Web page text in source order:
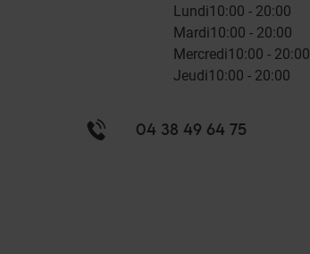
Lundi10:00 - 20:00
Mardi10:00 - 20:00
Mercredi10:00 - 20:00
Jeudi10:00 - 20:00
04 38 49 64 75